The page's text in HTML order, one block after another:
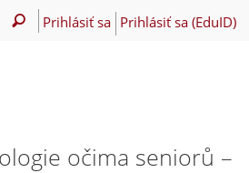
Prihlásiť sa Prihlásiť sa (EduID)
očima seniorů –